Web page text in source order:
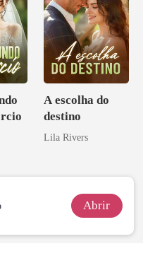
A escolha do
destino
Lila Rivers
Abrir